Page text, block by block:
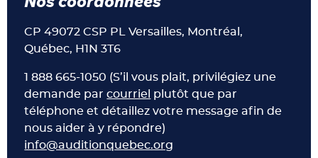
CP 49072 CSP PL Versailles, Montréal,
Québec, H1N 3T6
1 888 665-1050 (S’il vous plait, privilégiez une
demande parcourriel plutôt que par
téléphone et détaillez votre message afin de
nous aider à y répondre)
info@auditionquebec.org